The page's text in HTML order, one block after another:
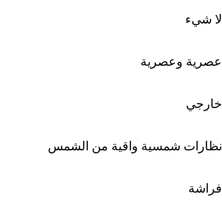
لا شيء
عصرية وعصرية
خارجي
نظارات شمسية واقية من الشمس
فراشة